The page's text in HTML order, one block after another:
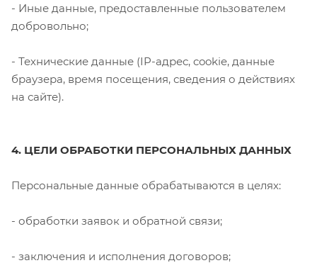
- Иные данные, предоставленные пользователем
добровольно;
- Технические данные (IP-адрес, cookie, данные
браузера, время посещения, сведения о действиях
на сайте).
4. ЦЕЛИ ОБРАБОТКИ ПЕРСОНАЛЬНЫХ ДАННЫХ
Персональные данные обрабатываются в целях:
- обработки заявок и обратной связи;
- заключения и исполнения договоров;